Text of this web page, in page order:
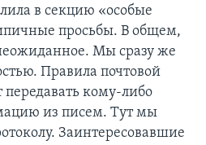
в секцию «особые
просьбы. В общем,
Мы сразу же
Правила почтовой
кому-либо
из писем. Тут мы
Заинтересовавшие